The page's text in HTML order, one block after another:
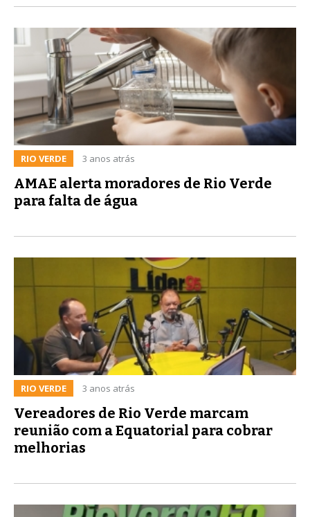
RIO VERDE 3 anos atrás
AMAE alerta moradores de Rio Verde
para falta de água
RIO VERDE 3 anos atrás
Vereadores de Rio Verde marcam
reunião com a Equatorial para cobrar
melhorias